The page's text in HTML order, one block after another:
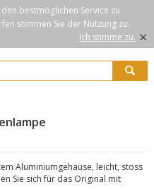
bestmöglichen Service zu
stimmen Sie der Nutzung zu.
Ich stimme zu. ×
Aluminiumgehäuse, leicht, stoss
Sie sich für das Original mit